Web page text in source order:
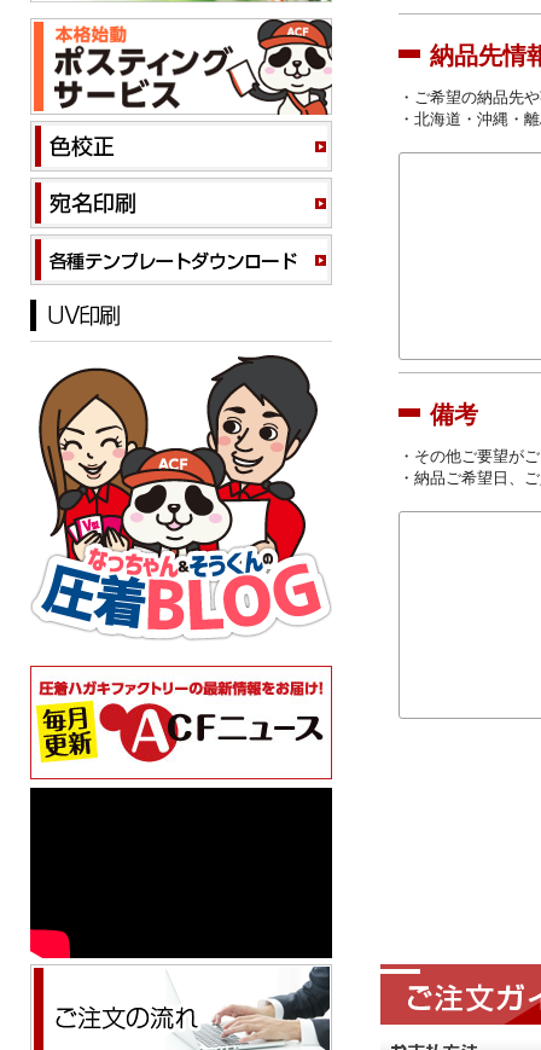
納品先情
・ご希望の納品先
・北海道・沖縄・
備考
・その他ご要望が
・納品ご希望日、